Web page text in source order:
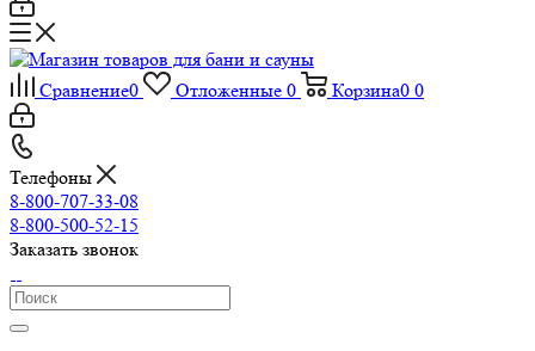
Сравнение0 Отложенные 0 Корзина0 0
Телефоны
8-800-707-33-08
8-800-500-52-15
Заказать звонок